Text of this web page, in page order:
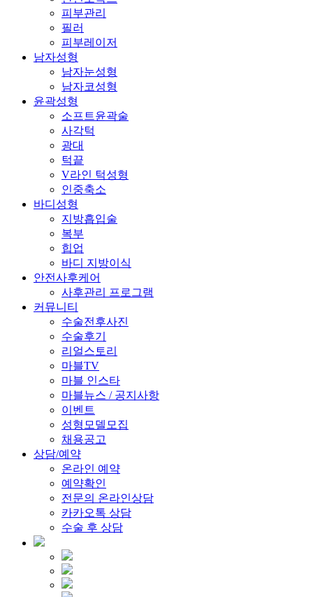
피부관리
필러
피부레이저
남자성형
남자눈성형
남자코성형
윤곽성형
소프트윤곽술
사각턱
광대
턱끝
V라인 턱성형
인중축소
바디성형
지방흡입술
복부
힙업
바디 지방이식
안전사후케어
사후관리 프로그램
커뮤니티
수술전후사진
수술후기
리얼스토리
마블TV
마블 인스타
마블뉴스 / 공지사항
이벤트
성형모델모집
채용공고
상담/예약
온라인 예약
예약확인
전문의 온라인상담
카카오톡 상담
수술 후 상담